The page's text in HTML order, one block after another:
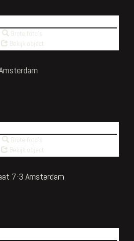
Grote foto's
Bekijk object
Grote foto's
Bekijk object
7-3 Amsterdam